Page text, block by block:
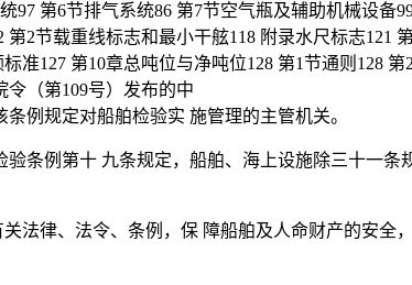
97 第6节排气系统86 第7节空气瓶及辅助机械设备
2节载重线标志和最小干舷118 附录水尺标志121
准127 第10章总吨位与净吨位128 第1节通则128
令（第109号）发布的中
例规定对船舶检验实 施管理的主管机关。
验条例第十 九条规定，船舶、海上设施除三十一
法律、法令、条例，保 障船舶及人命财产的安